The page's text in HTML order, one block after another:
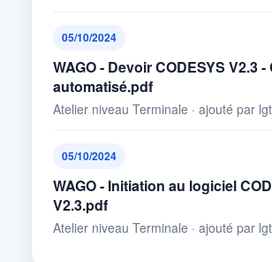
05/10/2024
WAGO - Devoir CODESYS V2.3
automatisé.pdf
Atelier niveau Terminale · ajouté par
05/10/2024
WAGO - Initiation au logiciel
V2.3.pdf
Atelier niveau Terminale · ajouté par